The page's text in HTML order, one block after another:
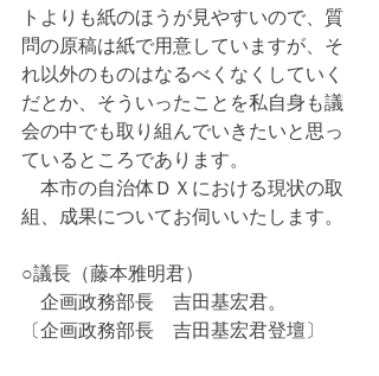
トよりも紙のほうが見やすいので、質
問の原稿は紙で用意していますが、そ
れ以外のものはなるべくなくしていく
だとか、そういったことを私自身も議
会の中でも取り組んでいきたいと思っ
ているところであります。
本市の自治体ＤＸにおける現状の取
組、成果についてお伺いいたします。
○議長（藤本雅明君）
企画政務部長　吉田基宏君。
〔企画政務部長　吉田基宏君登壇〕